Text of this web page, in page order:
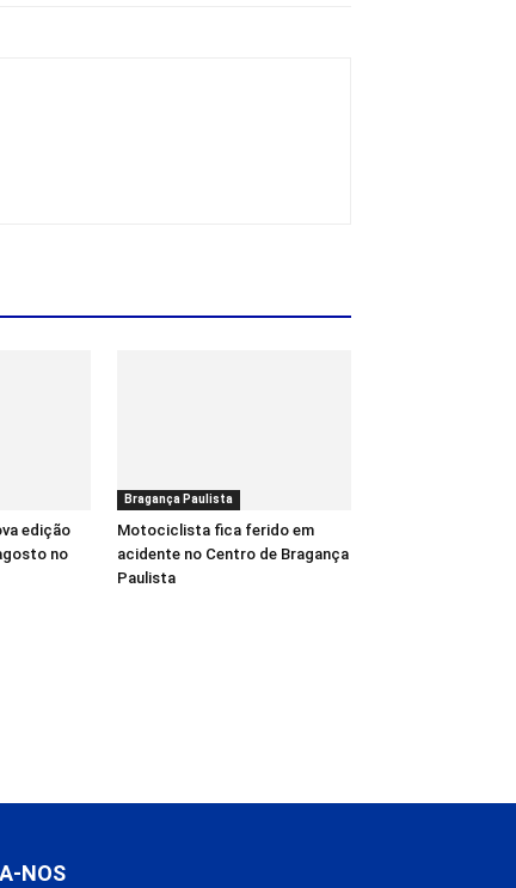
edição
no
Bragança Paulista
Motociclista fica ferido em
acidente no Centro de Bragança
Paulista
NOS